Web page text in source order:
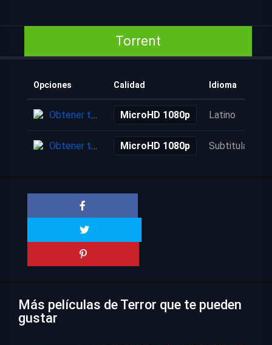
Torrent
Opciones Calidad Idioma
Obtener torrent MicroHD 1080p Latino
Obtener torrent MicroHD 1080p Subtitulada
Más películas de Terror que te pueden
gustar